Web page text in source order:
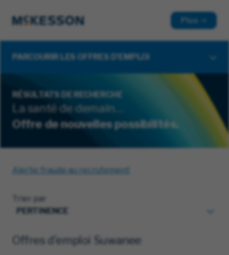
Plus
PARCOURIR LES OFFRES D'EMPLOI
RÉSULTATS DE RECHERCHE
La santé de demain…
Offre de nouvelles possibilités.
Alerte: fraude au recrutement
Trier par
Offres d'emploi Suwanee